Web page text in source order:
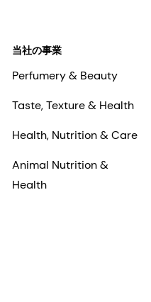
当社の事業
Perfumery & Beauty
Taste, Texture & Health
Health, Nutrition & Care
Animal Nutrition &
Health